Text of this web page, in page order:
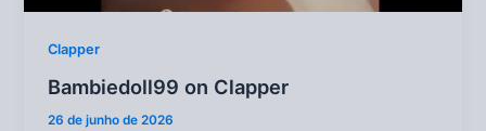
Clapper
Bambiedoll99 on Clapper
26 de junho de 2026